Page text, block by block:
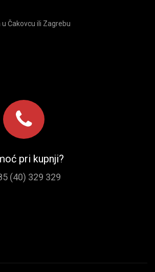
Čakovcu ili Zagrebu
pri kupnji?
(40) 329 329